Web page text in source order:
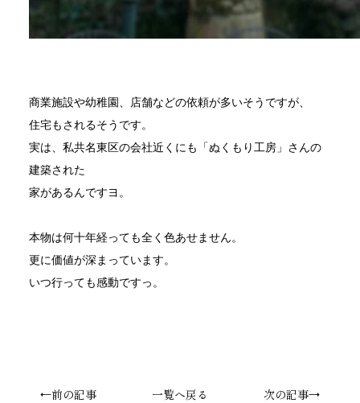
商業施設や幼稚園、店舗などの依頼が多いそうですが、
住宅もされるそうです。
実は、私共名東区の会社近くにも「ぬくもり工房」さんの
建築された
家があるんですヨ。
本物は何十年経っても全く色あせません。
更に価値が深まっています。
いつ行っても感動ですっ。
←前の記事 一覧へ戻る 次の記事→